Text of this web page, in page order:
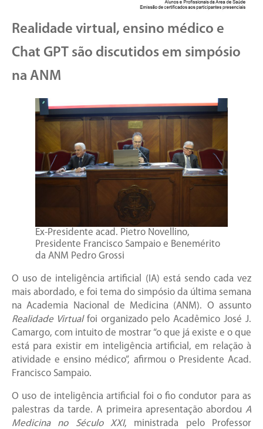
Realidade virtual, ensino médico e
Chat GPT são discutidos em simpósio
na ANM
Ex-Presidente acad. Pietro Novellino,
Presidente Francisco Sampaio e Benemérito
da ANM Pedro Grossi
O uso de inteligência artificial (IA) está sendo cada vez
mais abordado, e foi tema do simpósio da última semana
na Academia Nacional de Medicina (ANM). O assunto
Realidade Virtualfoi organizado pelo Acadêmico José J.
Camargo, com intuito de mostrar “o que já existe e o que
está para existir em inteligência artificial, em relação à
atividade e ensino médico”, afirmou o Presidente Acad.
Francisco Sampaio.
O uso de inteligência artificial foi o fio condutor para as
palestras da tarde. A primeira apresentação abordou A
Medicina no Século XXI, ministrada pelo Professor